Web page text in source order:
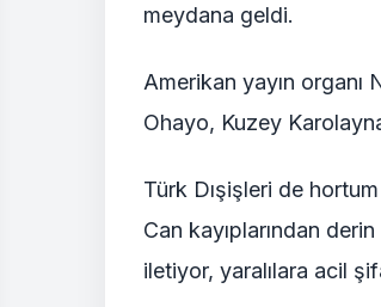
meydana geldi.
Amerikan yayın organı
Ohayo, Kuzey
Türk Dışişleri de
Can kayıplarından
iletiyor, yaralılara acil